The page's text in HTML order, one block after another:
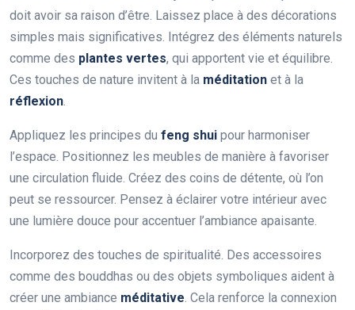
doit avoir sa raison d’être. Laissez place à des décorations
simples mais significatives. Intégrez des éléments naturels
comme des plantes vertes, qui apportent vie et équilibre.
Ces touches de nature invitent à la méditation et à la
réflexion.
Appliquez les principes du feng shui pour harmoniser
l’espace. Positionnez les meubles de manière à favoriser
une circulation fluide. Créez des coins de détente, où l’on
peut se ressourcer. Pensez à éclairer votre intérieur avec
une lumière douce pour accentuer l’ambiance apaisante.
Incorporez des touches de spiritualité. Des accessoires
comme des bouddhas ou des objets symboliques aident à
créer une ambiance méditative. Cela renforce la connexion